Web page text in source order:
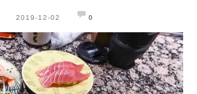
2019-12-02 0